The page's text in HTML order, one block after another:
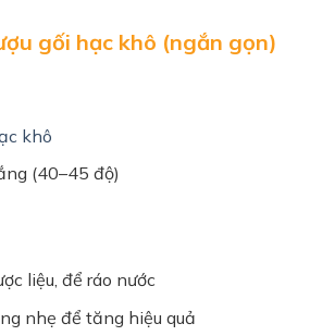
gối hạc khô (ngắn gọn)
khô
(40–45 độ)
liệu, để ráo nước
nhẹ để tăng hiệu quả